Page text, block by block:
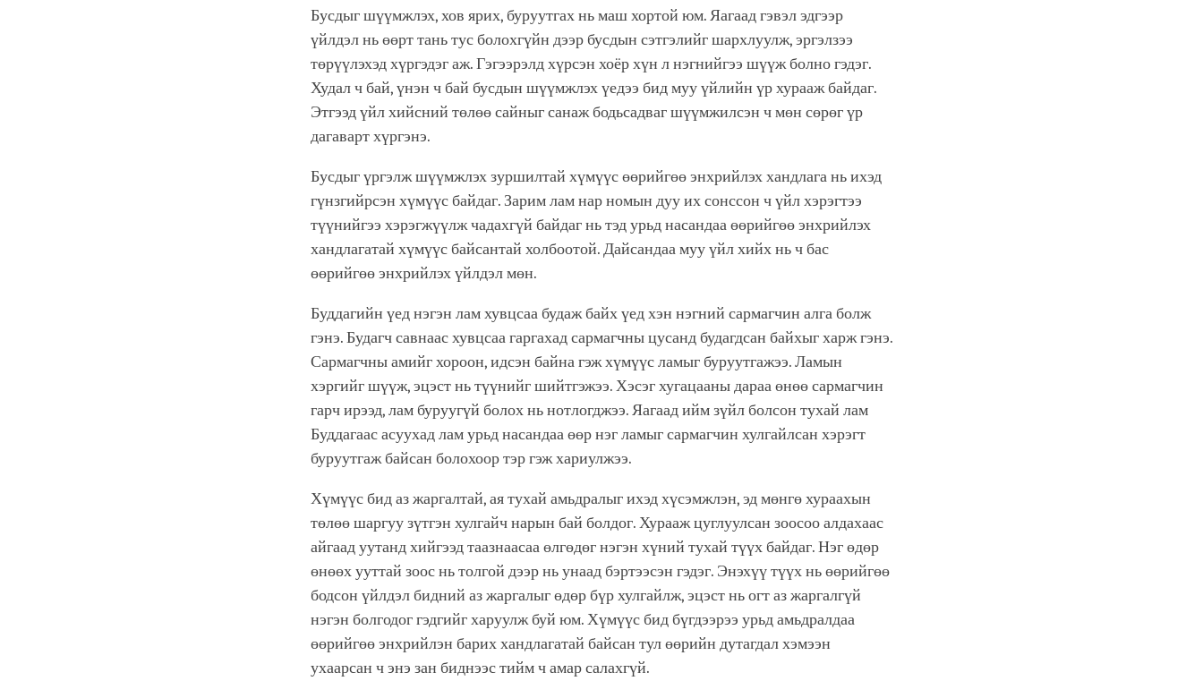
Бусдыг шүүмжлэх, хов ярих, буруутгах нь маш хортой юм. Яагаад гэвэл эдгээр
үйлдэл нь өөрт тань тус болохгүйн дээр бусдын сэтгэлийг шархлуулж, эргэлзээ
төрүүлэхэд хүргэдэг аж. Гэгээрэлд хүрсэн хоёр хүн л нэгнийгээ шүүж болно гэдэг.
Худал ч бай, үнэн ч бай бусдын шүүмжлэх үедээ бид муу үйлийн үр хурааж байдаг.
Этгээд үйл хийсний төлөө сайныг санаж бодьсадваг шүүмжилсэн ч мөн сөрөг үр
дагаварт хүргэнэ.
Бусдыг үргэлж шүүмжлэх зуршилтай хүмүүс өөрийгөө энхрийлэх хандлага нь ихэд
гүнзгийрсэн хүмүүс байдаг. Зарим лам нар номын дуу их сонссон ч үйл хэрэгтээ
түүнийгээ хэрэгжүүлж чадахгүй байдаг нь тэд урьд насандаа өөрийгөө энхрийлэх
хандлагатай хүмүүс байсантай холбоотой. Дайсандаа муу үйл хийх нь ч бас
өөрийгөө энхрийлэх үйлдэл мөн.
Буддагийн үед нэгэн лам хувцсаа будаж байх үед хэн нэгний сармагчин алга болж
гэнэ. Будагч савнаас хувцсаа гаргахад сармагчны цусанд будагдсан байхыг харж гэнэ.
Сармагчны амийг хороон, идсэн байна гэж хүмүүс ламыг буруутгажээ. Ламын
хэргийг шүүж, эцэст нь түүнийг шийтгэжээ. Хэсэг хугацааны дараа өнөө сармагчин
гарч ирээд, лам буруугүй болох нь нотлогджээ. Яагаад ийм зүйл болсон тухай лам
Буддагаас асуухад лам урьд насандаа өөр нэг ламыг сармагчин хулгайлсан хэрэгт
буруутгаж байсан болохоор тэр гэж хариулжээ.
Хүмүүс бид аз жаргалтай, ая тухай амьдралыг ихэд хүсэмжлэн, эд мөнгө хураахын
төлөө шаргуу зүтгэн хулгайч нарын бай болдог. Хурааж цуглуулсан зоосоо алдахаас
айгаад уутанд хийгээд таазнаасаа өлгөдөг нэгэн хүний тухай түүх байдаг. Нэг өдөр
өнөөх ууттай зоос нь толгой дээр нь унаад бэртээсэн гэдэг. Энэхүү түүх нь өөрийгөө
бодсон үйлдэл бидний аз жаргалыг өдөр бүр хулгайлж, эцэст нь огт аз жаргалгүй
нэгэн болгодог гэдгийг харуулж буй юм. Хүмүүс бид бүгдээрээ урьд амьдралдаа
өөрийгөө энхрийлэн барих хандлагатай байсан тул өөрийн дутагдал хэмээн
ухаарсан ч энэ зан биднээс тийм ч амар салахгүй.